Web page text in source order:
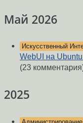
Май 2026
Искусственный
WebUI на
(23
2025